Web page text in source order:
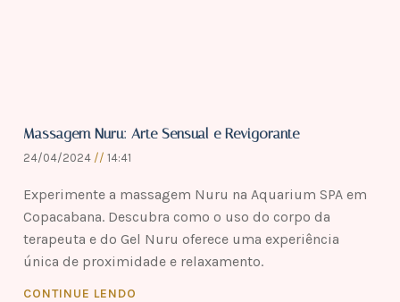
Massagem Nuru: Arte Sensual e Revigorante
24/04/2024 14:41
Experimente a massagem Nuru na Aquarium SPA em
Copacabana. Descubra como o uso do corpo da
terapeuta e do Gel Nuru oferece uma experiência
única de proximidade e relaxamento.
CONTINUE LENDO